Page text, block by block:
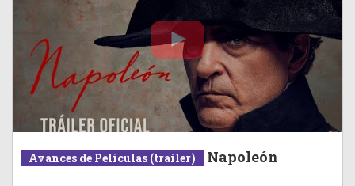
Avances de Películas (trailer) Napoleón